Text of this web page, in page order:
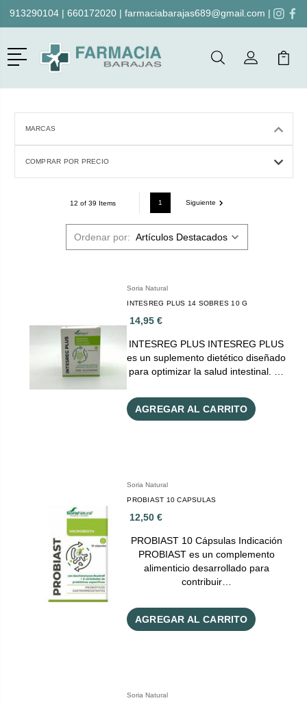
913290104| 660172020| farmaciabarajas689@gmail.com |
Menú
BuscarMi Cuenta
Mi
MARCAS
COMPRAR POR PRECIO
12 of 39 Items 1 Siguiente
Ordenar por:
Soria Natural
INTESREG PLUS 14 SOBRES 10 G
14,95 €
INTESREG PLUS INTESREG PLUS
es un suplemento dietético diseñado
para optimizar la salud intestinal. …
AGREGAR AL CARRITO
Soria Natural
PROBIAST 10 CAPSULAS
12,50 €
PROBIAST 10 Cápsulas Indicación
PROBIAST es un complemento
alimenticio desarrollado para
contribuir…
AGREGAR AL CARRITO
Soria Natural